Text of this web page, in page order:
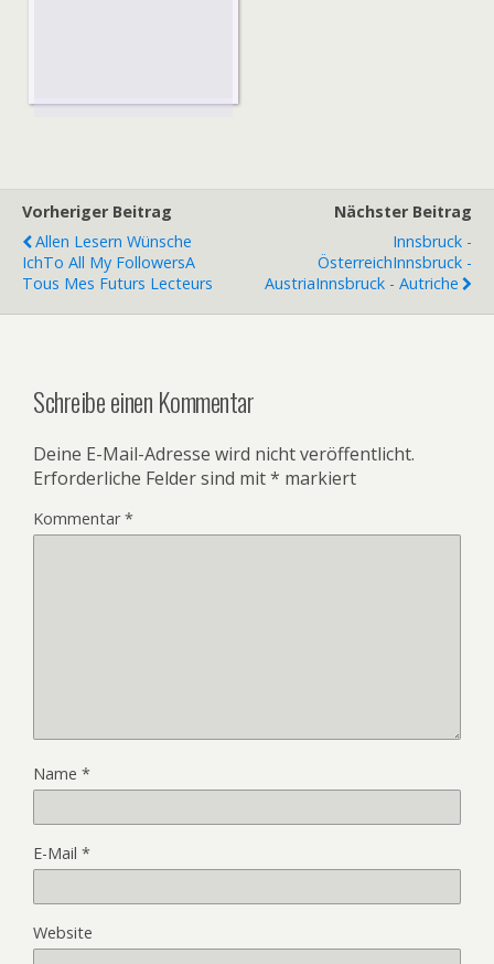
Vorheriger Beitrag
Allen Lesern Wünsche
IchTo All My FollowersA
Tous Mes Futurs Lecteurs
Nächster Beitrag
Innsbruck -
ÖsterreichInnsbruck -
AustriaInnsbruck - Autriche
Schreibe einen Kommentar
Deine E-Mail-Adresse wird nicht veröffentlicht.
Erforderliche Felder sind mit* markiert
Kommentar*
Name *
E-Mail *
Website